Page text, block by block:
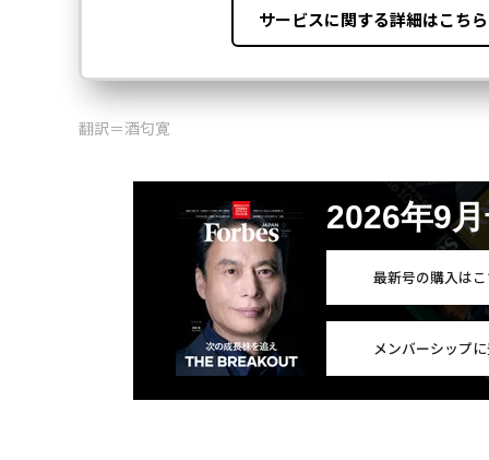
翻訳＝酒匂寛
2026年9
最新号の購入は
メンバーシップ